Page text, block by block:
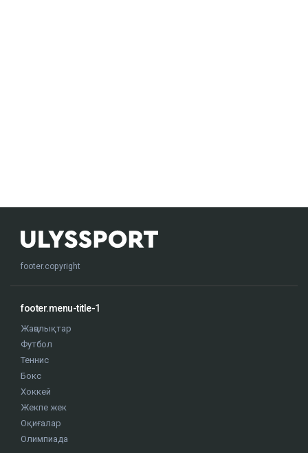
footer.copyright
footer.menu-title-1
Жаңалықтар
Футбол
Теннис
Бокс
Хоккей
Жекпе жек
Оқиғалар
Олимпиада